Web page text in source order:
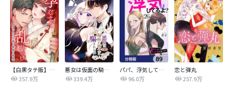
【白黒タテ版】孕むまで乱れいけ～身代わり花嫁と軍服の猛愛
357.9万
悪女は仮面の騎士に騙されない
339.4万
パパ、浮気してるよ？娘と二人でクズ夫を捨てます【分冊版】
96.0万
恋と弾丸
257.9万